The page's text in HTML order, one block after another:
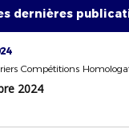
dernières
2024